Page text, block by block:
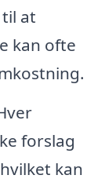
at
kan ofte
forslag
kan